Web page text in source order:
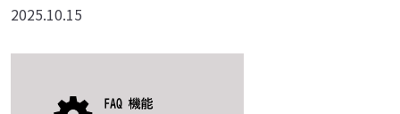
2025.10.15